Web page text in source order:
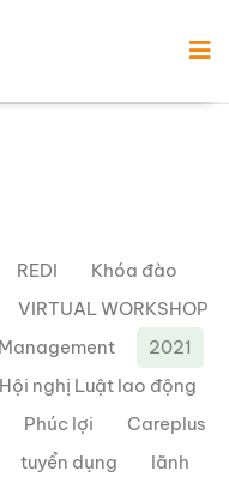
REDI
Khóa đào
VIRTUAL WORKSHOP
2021
Hội nghị Luật lao động
Phúc lợi
Careplus
tuyển dụng
lãnh